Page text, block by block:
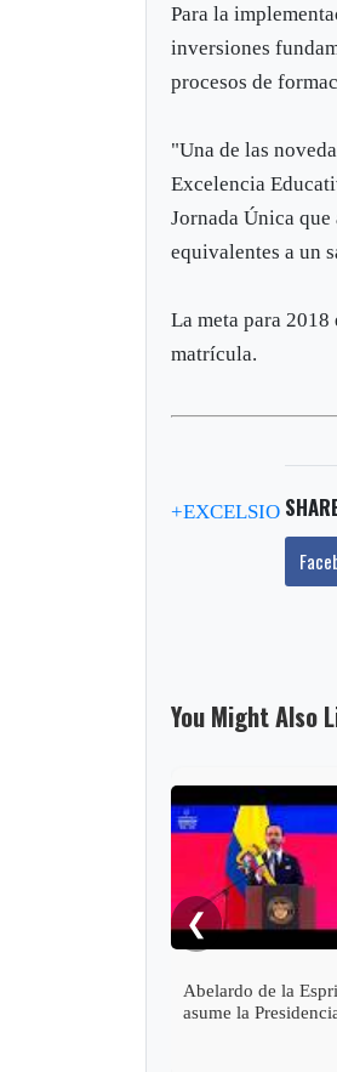
Para la
inversiones
procesos de
"Una de las
Excelencia
Jornada Única
equivalentes a un
La meta para
matrícula.
+EXCELSIO
You Might Also
❮
Abelardo de la
asume la